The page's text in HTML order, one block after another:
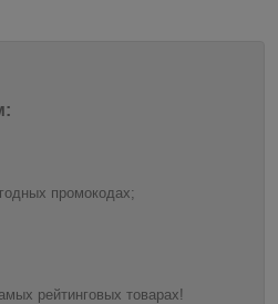
промокодах;
рейтинговых товарах!